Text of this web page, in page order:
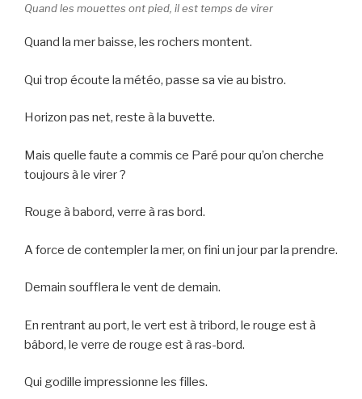
Quand les mouettes ont pied, il est temps de virer
Quand la mer baisse, les rochers montent.
Qui trop écoute la météo, passe sa vie au bistro.
Horizon pas net, reste à la buvette.
Mais quelle faute a commis ce Paré pour qu’on cherche
toujours à le virer ?
Rouge à babord, verre à ras bord.
A force de contempler la mer, on fini un jour par la prendre.
Demain soufflera le vent de demain.
En rentrant au port, le vert est à tribord, le rouge est à
bâbord, le verre de rouge est à ras-bord.
Qui godille impressionne les filles.